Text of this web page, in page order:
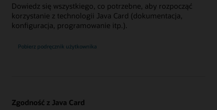
Dowiedz się wszystkiego, co potrzebne, aby rozpocząć
korzystanie z technologii Java Card (dokumentacja,
konfiguracja, programowanie itp.).
Pobierz podręcznik użytkownika
Zgodność z Java Card